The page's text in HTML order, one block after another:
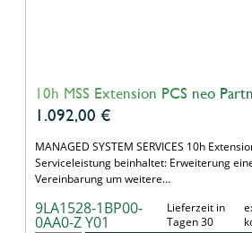
10h MSS Extension PCS neo
1.092,00 €
MANAGED SYSTEM SERVICES 10h
Serviceleistung beinhaltet: Erweiterung
Vereinbarung um weitere…
9LA1528-1BP00-
0AA0-Z Y01
Lieferzeit in
Tagen 30